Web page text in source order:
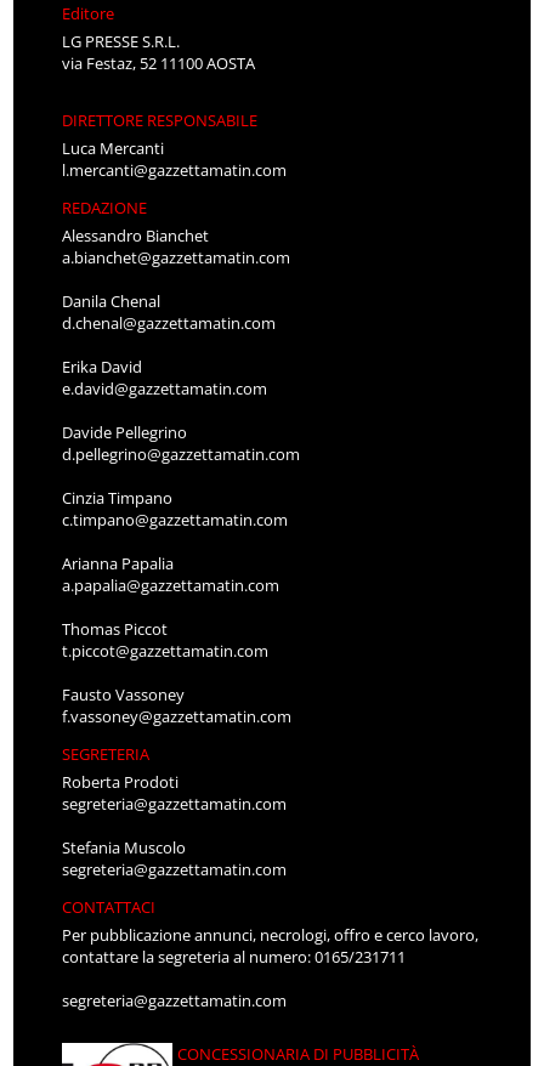
Editore
LG PRESSE S.R.L.
via Festaz, 52 11100 AOSTA
DIRETTORE RESPONSABILE
Luca Mercanti
l.mercanti@gazzettamatin.com
REDAZIONE
Alessandro Bianchet
a.bianchet@gazzettamatin.com
Danila Chenal
d.chenal@gazzettamatin.com
Erika David
e.david@gazzettamatin.com
Davide Pellegrino
d.pellegrino@gazzettamatin.com
Cinzia Timpano
c.timpano@gazzettamatin.com
Arianna Papalia
a.papalia@gazzettamatin.com
Thomas Piccot
t.piccot@gazzettamatin.com
Fausto Vassoney
f.vassoney@gazzettamatin.com
SEGRETERIA
Roberta Prodoti
segreteria@gazzettamatin.com
Stefania Muscolo
segreteria@gazzettamatin.com
CONTATTACI
Per pubblicazione annunci, necrologi, offro e cerco lavoro,
contattare la segreteria al numero: 0165/231711
segreteria@gazzettamatin.com
CONCESSIONARIA DI PUBBLICITÀ